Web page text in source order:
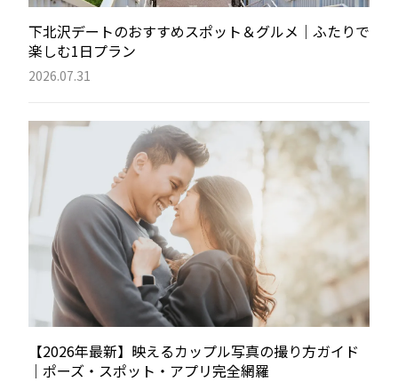
下北沢デートのおすすめスポット＆グルメ｜ふたりで
楽しむ1日プラン
2026.07.31
【2026年最新】映えるカップル写真の撮り方ガイド
｜ポーズ・スポット・アプリ完全網羅